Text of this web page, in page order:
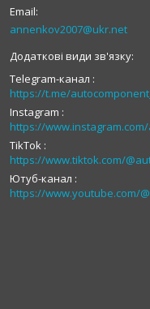
annenkov2007@ukr.net
Telegram-канал
Instagram
TikTok
Ютуб-канал